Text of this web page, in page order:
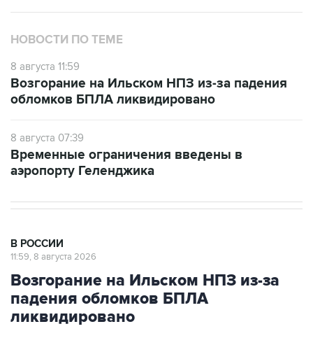
НОВОСТИ ПО ТЕМЕ
8 августа 11:59
Возгорание на Ильском НПЗ из-за падения
обломков БПЛА ликвидировано
8 августа 07:39
Временные ограничения введены в
аэропорту Геленджика
В РОССИИ
11:59, 8 августа 2026
Возгорание на Ильском НПЗ из-за
падения обломков БПЛА
ликвидировано